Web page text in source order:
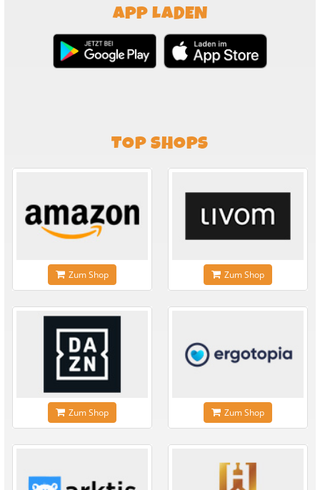
APP LADEN
TOP SHOPS
Zum Shop Zum Shop
Zum Shop Zum Shop